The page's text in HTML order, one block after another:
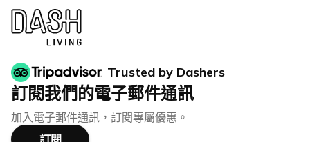
Trusted by Dashers
訂閱我們的電子郵件通訊
加入電子郵件通訊，訂閱專屬優惠。
訂閱